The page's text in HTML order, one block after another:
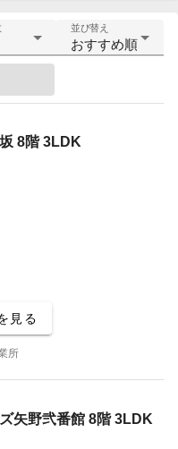
並び替え
おすすめ順
8階 3LDK
見る
所
矢野弐番館 8階 3LDK